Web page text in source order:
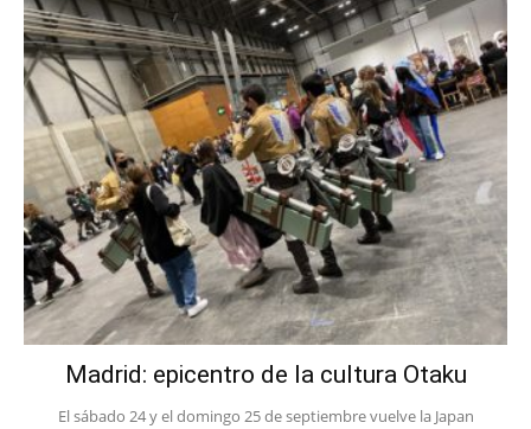
Madrid: epicentro de la cultura Otaku
El sábado 24 y el domingo 25 de septiembre vuelve la Japan